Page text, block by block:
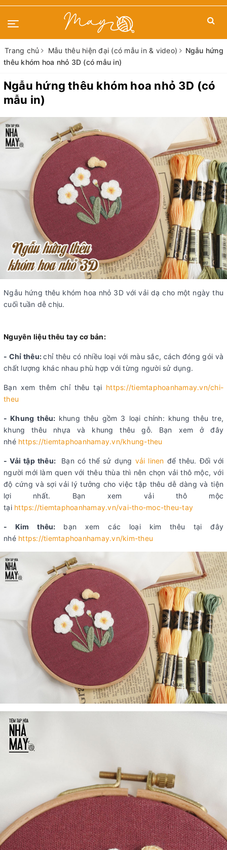
Trang chủ Mẫu thêu hiện đại (có mẫu in & video)
Ngẫu hứng
thêu khóm hoa nhỏ 3D (có mẫu in)
Ngẫu hứng thêu khóm hoa nhỏ 3D (có
mẫu in)
Ngẫu hứng thêu khóm hoa nhỏ 3D với vải dạ cho một ngày thu
cuối tuần dễ chịu.
Nguyên liệu thêu tay cơ bản:
- Chỉ thêu:chỉ thêu có nhiều loại với màu sắc, cách đóng gói và
chất lượng khác nhau phù hợp với từng người sử dụng.
Bạn xem thêm chỉ thêu tại https://tiemtaphoanhamay.vn/chi-
theu
- Khung thêu: khung thêu gồm 3 loại chính: khung thêu tre,
khung thêu nhựa và khung thêu gỗ. Bạn xem ở đây
nhé https://tiemtaphoanhamay.vn/khung-theu
- Vải tập thêu: Bạn có thể sử dụng vải linen để thêu. Đối với
người mới làm quen với thêu thùa thì nên chọn vải thô mộc, với
độ cứng và sợi vải lý tưởng cho việc tập thêu dễ dàng và tiện
lợi nhất. Bạn xem vải thô mộc
tại https://tiemtaphoanhamay.vn/vai-tho-moc-theu-tay
- Kim thêu: bạn xem các loại kim thêu tại đây
nhé https://tiemtaphoanhamay.vn/kim-theu